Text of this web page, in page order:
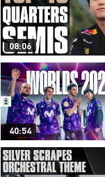
08:06
40:54